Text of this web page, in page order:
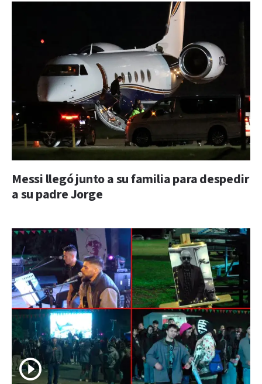
Messi llegó junto a su familia para despedir
a su padre Jorge